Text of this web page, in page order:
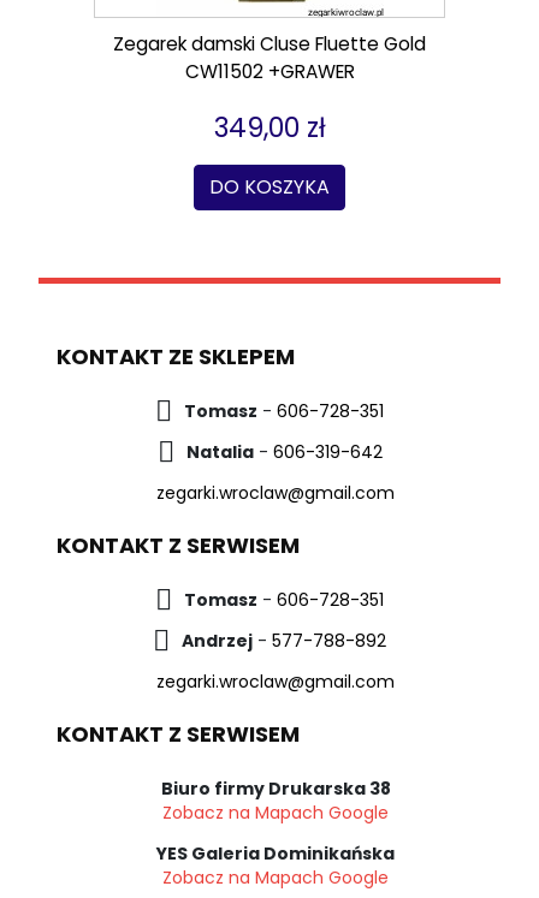
Zegarek damski Cluse Fluette Gold
CW11502 +GRAWER
349,00 zł
DO KOSZYKA
KONTAKT ZE SKLEPEM
Tomasz - 606-728-351
Natalia- 606-319-642
zegarki.wroclaw@gmail.com
KONTAKT Z SERWISEM
Tomasz - 606-728-351
Andrzej - 577-788-892
zegarki.wroclaw@gmail.com
KONTAKT Z SERWISEM
Biuro firmy Drukarska 38
Zobacz na Mapach Google
YES Galeria Dominikańska
Zobacz na Mapach Google